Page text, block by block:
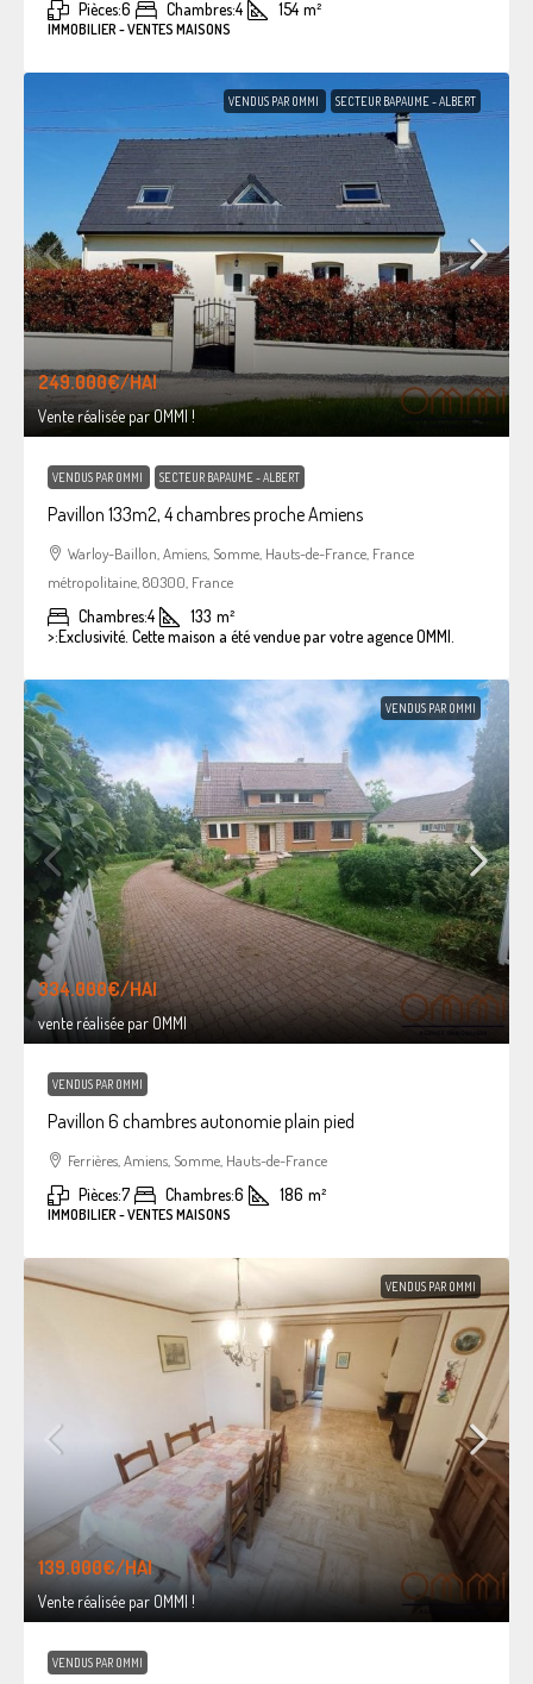
Pièces:6 Chambres:4 154 m²
IMMOBILIER - VENTES MAISONS
VENDUS PAR OMMI SECTEUR BAPAUME - ALBERT
249.000€/HAI
Vente réalisée par OMMI !
VENDUS PAR OMMI SECTEUR BAPAUME - ALBERT
Pavillon 133m2, 4 chambres proche Amiens
Warloy-Baillon, Amiens, Somme, Hauts-de-France, France
métropolitaine, 80300, France
Chambres:4 133 m²
>:Exclusivité. Cette maison a été vendue par votre agence OMMI.
VENDUS PAR OMMI
334.000€/HAI
vente réalisée par OMMI
VENDUS PAR OMMI
Pavillon 6 chambres autonomie plain pied
Ferrières, Amiens, Somme, Hauts-de-France
Pièces:7 Chambres:6 186 m²
IMMOBILIER - VENTES MAISONS
VENDUS PAR OMMI
139.000€/HAI
Vente réalisée par OMMI !
VENDUS PAR OMMI